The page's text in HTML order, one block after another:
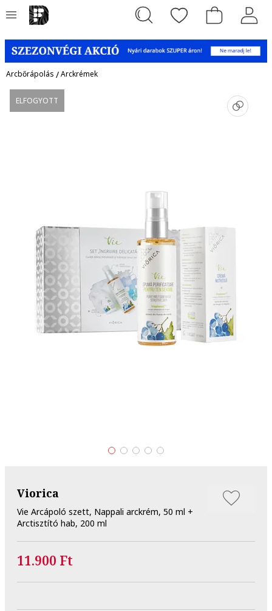
Arcbőrápolás /Arckrémek
ELFOGYOTT
Viorica
Vie Arcápoló szett, Nappali arckrém, 50 ml +
Arctisztító hab, 200 ml
11.900 Ft